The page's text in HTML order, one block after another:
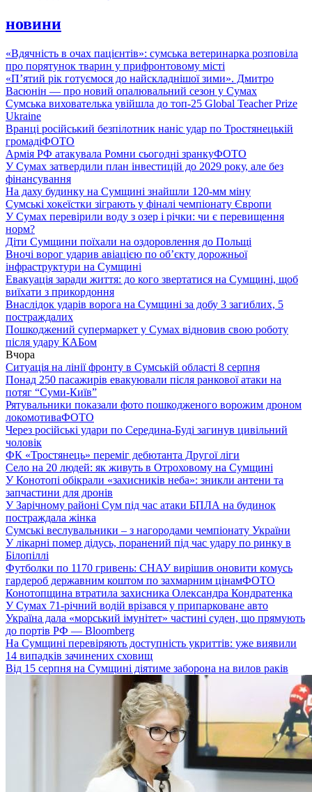
новини
«Вдячність в очах пацієнтів»: сумська ветеринарка розповіла
про порятунок тварин у прифронтовому місті
«П’ятий рік готуємося до найскладнішої зими». Дмитро
Васюнін — про новий опалювальний сезон у Сумах
Сумська вихователька увійшла до топ-25 Global Teacher Prize
Ukraine
Вранці російський безпілотник наніс удар по Тростянецькій
громадіФОТО
Армія РФ атакувала Ромни сьогодні зранкуФОТО
У Сумах затвердили план інвестицій до 2029 року, але без
фінансування
На даху будинку на Сумщині знайшли 120-мм міну
Сумські хокеїстки зіграють у фіналі чемпіонату Європи
У Сумах перевірили воду з озер і річки: чи є перевищення
норм?
Діти Сумщини поїхали на оздоровлення до Польщі
Вночі ворог ударив авіацією по обʼєкту дорожньої
інфраструктури на Сумщині
Евакуація заради життя: до кого звертатися на Сумщині, щоб
виїхати з прикордоння
Внаслідок ударів ворога на Сумщині за добу 3 загиблих, 5
постраждалих
Пошкоджений супермаркет у Сумах відновив свою роботу
після удару КАБом
Вчора
Ситуація на лінії фронту в Сумській області 8 серпня
Понад 250 пасажирів евакуювали після ранкової атаки на
потяг “Суми-Київ”
Рятувальники показали фото пошкодженого ворожим дроном
локомотиваФОТО
Через російські удари по Середина-Буді загинув цивільний
чоловік
ФК «Тростянець» переміг дебютанта Другої ліги
Село на 20 людей: як живуть в Отроховому на Сумщині
У Конотопі обікрали «захисників неба»: зникли антени та
запчастини для дронів
У Зарічному районі Сум під час атаки БПЛА на будинок
постраждала жінка
Сумські веслувальники – з нагородами чемпіонату України
У лікарні помер дідусь, поранений під час удару по ринку в
Білопіллі
Футболки по 1170 гривень: СНАУ вирішив оновити комусь
гардероб державним коштом по захмарним цінамФОТО
Конотопщина втратила захисника Олександра Кондратенка
У Сумах 71-річний водій врізався у припарковане авто
Україна дала «морський імунітет» частині суден, що прямують
до портів РФ — Bloomberg
На Сумщині перевіряють доступність укриттів: уже виявили
14 випадків зачинених сховищ
Від 15 серпня на Сумщині діятиме заборона на вилов раків